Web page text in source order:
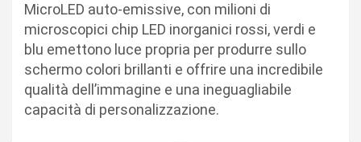
MicroLED auto-emissive, con milioni di
microscopici chip LED inorganici rossi, verdi e
blu emettono luce propria per produrre sullo
schermo colori brillanti e offrire una incredibile
qualità dell’immagine e una ineguagliabile
capacità di personalizzazione.